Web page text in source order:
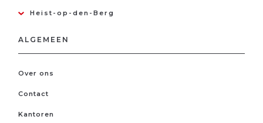
Heist-op-den-Berg
ALGEMEEN
Over ons
Contact
Kantoren